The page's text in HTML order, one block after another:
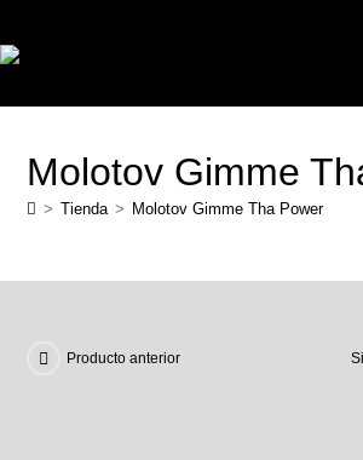
Molotov Gimme
> Tienda > Molotov Gimme Tha Power
Producto anterior